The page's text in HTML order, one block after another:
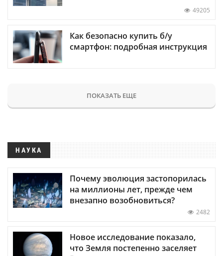
49205
Как безопасно купить б/у
смартфон: подробная инструкция
ПОКАЗАТЬ ЕЩЕ
НАУКА
Почему эволюция застопорилась
на миллионы лет, прежде чем
внезапно возобновиться?
2482
Новое исследование показало,
что Земля постепенно заселяет